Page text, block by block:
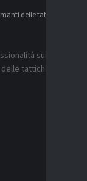
delle tattiche
sui
tattiche